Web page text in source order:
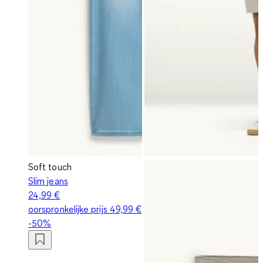
Soft touch
Slim jeans
24,99 €
oorspronkelijke prijs 49,99 €
-50%